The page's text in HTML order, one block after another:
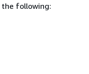
the following: